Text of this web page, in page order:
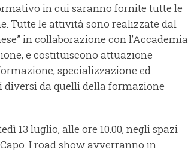
in cui saranno fornite tutte le
Tutte le attività sono realizzate dal
in collaborazione con l’Accademia
e costituiscono attuazione
specializzazione ed
da quelli della formazione
13 luglio, alle ore 10.00, negli spazi
I road show avverranno in